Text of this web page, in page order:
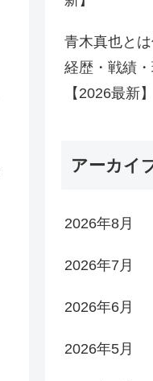
青木真也と
経歴・戦績
【2026最新】
アーカイ
2026年8月
2026年7月
2026年6月
2026年5月